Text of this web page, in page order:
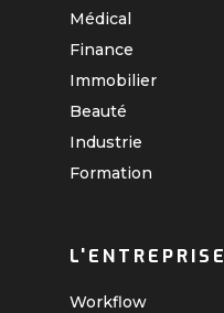
Médical
Finance
Immobilier
Beauté
Industrie
Formation
L'ENTREPRISE
Workflow